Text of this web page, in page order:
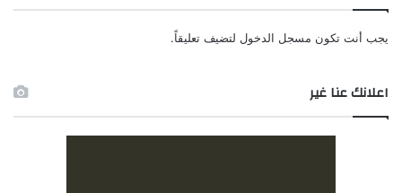
يجب أنت تكون مسجل الدخول لتضيف تعليقاً.
اعلانك عنا غير